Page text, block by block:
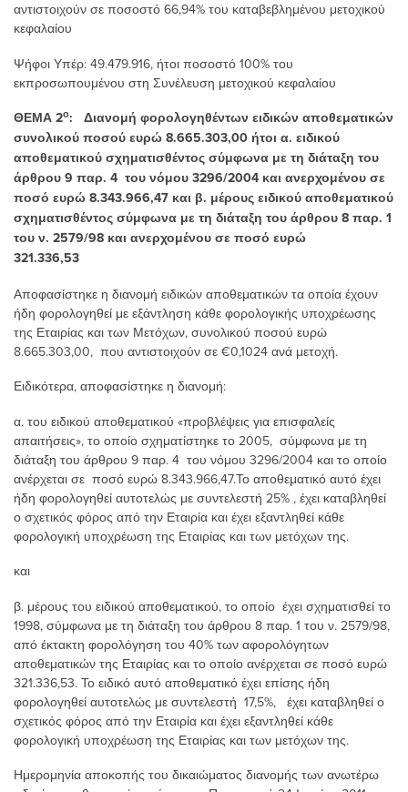
αντιστοιχούν σε ποσοστό 66,94% του καταβεβλημένου μετοχικού
κεφαλαίου
Ψήφoι Υπέρ: 49.479.916, ήτοι ποσοστό 100% του
εκπροσωπουμένου στη Συνέλευση μετοχικού κεφαλαίου
ΘΕΜΑ 2ο: Διανομή φορολογηθέντων ειδικών αποθεματικών
συνολικού ποσού ευρώ 8.665.303,00 ήτοι α. ειδικού
αποθεματικού σχηματισθέντος σύμφωνα με τη διάταξη του
άρθρου 9 παρ. 4 του νόμου 3296/2004 και ανερχομένου σε
ποσό ευρώ 8.343.966,47 και β. μέρους ειδικού αποθεματικού
σχηματισθέντος σύμφωνα με τη διάταξη του άρθρου 8 παρ. 1
του ν. 2579/98 και ανερχομένου σε ποσό ευρώ
321.336,53
Αποφασίστηκε η διανομή ειδικών αποθεματικών τα οποία έχουν
ήδη φορολογηθεί με εξάντληση κάθε φορολογικής υποχρέωσης
της Εταιρίας και των Μετόχων, συνολικού ποσού ευρώ
8.665.303,00, που αντιστοιχούν σε €0,1024 ανά μετοχή.
Ειδικότερα, αποφασίστηκε η διανομή:
α. του ειδικού αποθεματικού «προβλέψεις για επισφαλείς
απαιτήσεις», το οποίο σχηματίστηκε το 2005, σύμφωνα με τη
διάταξη του άρθρου 9 παρ. 4 του νόμου 3296/2004 και το οποίο
ανέρχεται σε ποσό ευρώ 8.343.966,47.Το αποθεματικό αυτό έχει
ήδη φορολογηθεί αυτοτελώς με συντελεστή 25% , έχει καταβληθεί
ο σχετικός φόρος από την Εταιρία και έχει εξαντληθεί κάθε
φορολογική υποχρέωση της Εταιρίας και των μετόχων της.
και
β. μέρους του ειδικού αποθεματικού, το οποίο έχει σχηματισθεί το
1998, σύμφωνα με τη διάταξη του άρθρου 8 παρ. 1 του ν. 2579/98,
από έκτακτη φορολόγηση του 40% των αφορολόγητων
αποθεματικών της Εταιρίας και το οποίο ανέρχεται σε ποσό ευρώ
321.336,53. Το ειδικό αυτό αποθεματικό έχει επίσης ήδη
φορολογηθεί αυτοτελώς με συντελεστή 17,5%, έχει καταβληθεί ο
σχετικός φόρος από την Εταιρία και έχει εξαντληθεί κάθε
φορολογική υποχρέωση της Εταιρίας και των μετόχων της.
Ημερομηνία αποκοπής του δικαιώματος διανομής των ανωτέρω